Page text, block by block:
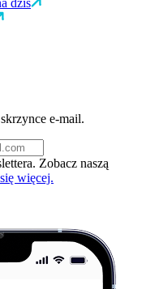
dziś
e-mail.
Zobacz naszą
więcej.